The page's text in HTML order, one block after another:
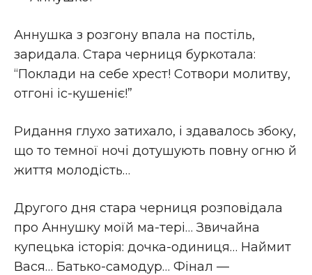
Аннушка з розгону впала на постіль,
заридала. Стара черниця буркотала:
“Поклади на себе хрест! Сотвори молитву,
отгоні іс-кушеніє!”
Ридання глухо затихало, і здавалось збоку,
що то темної ночі дотушують повну огню й
життя молодість…
Другого дня стара черниця розповідала
про Аннушку моїй ма-тері… Звичайна
купецька історія: дочка-одиниця… Наймит
Вася… Батько-самодур… Фінал —